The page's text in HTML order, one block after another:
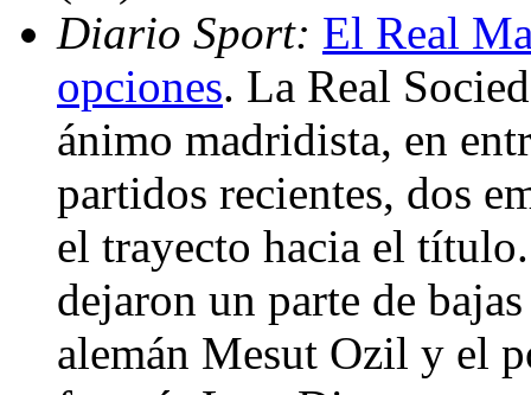
Diario Sport: El Real
opciones. La Real
ánimo madridista, en
partidos recientes, dos
el trayecto hacia el
dejaron un parte de
alemán Mesut Ozil y el